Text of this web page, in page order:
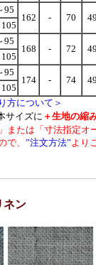
95
162 - 70 49
95
168 - 72 49
95
174 - 74 49
方について＞
サイズに ＋生地の縮
または「寸法指定オ
で、 ”注文方法”より
ネン